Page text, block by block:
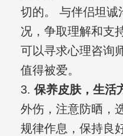
切的。 与伴侣坦诚
况，争取理解和支
可以寻求心理咨询
值得被爱。
3. 保养皮肤，生活
外伤，注意防晒，
规律作息，保持良